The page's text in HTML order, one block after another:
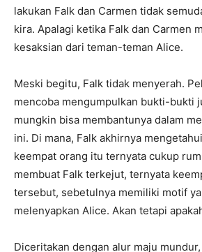
lakukan Falk dan Carmen tidak
kira. Apalagi ketika Falk dan Carmen
kesaksian dari teman-teman Alice.
Meski begitu, Falk tidak menyerah.
mencoba mengumpulkan bukti-bukti
mungkin bisa membantunya dalam
ini. Di mana, Falk akhirnya
keempat orang itu ternyata cukup
membuat Falk terkejut, ternyata
tersebut, sebetulnya memiliki motif
melenyapkan Alice. Akan tetapi
Diceritakan dengan alur maju